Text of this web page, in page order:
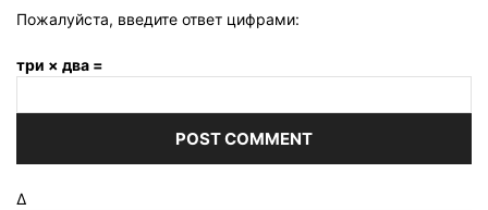
Пожалуйста, введите ответ цифрами:
три × два =
Δ